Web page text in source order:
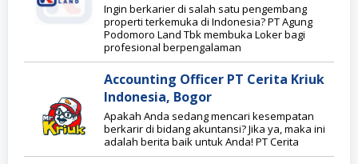
Ingin berkarier di salah satu pengembang
properti terkemuka di Indonesia? PT Agung
Podomoro Land Tbk membuka Loker bagi
profesional berpengalaman
Accounting Officer PT Cerita Kriuk
Indonesia, Bogor
Apakah Anda sedang mencari kesempatan
berkarir di bidang akuntansi? Jika ya, maka ini
adalah berita baik untuk Anda! PT Cerita